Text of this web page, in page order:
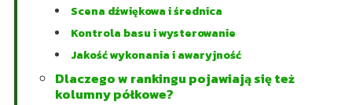
Scena dźwiękowa i średnica
Kontrola basu i wysterowanie
Jakość wykonania i awaryjność
Dlaczego w rankingu pojawiają się też
kolumny półkowe?